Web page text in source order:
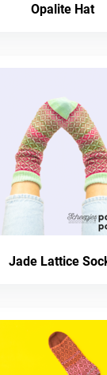
Opalite Hat
Jade Lattice